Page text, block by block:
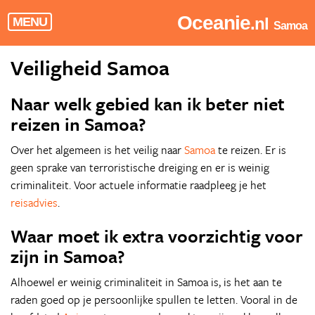
MENU Oceanie.nl Samoa
Veiligheid Samoa
Naar welk gebied kan ik beter niet
reizen in Samoa?
Over het algemeen is het veilig naarSamoate reizen. Er is
geen sprake van terroristische dreiging en er is weinig
criminaliteit. Voor actuele informatie raadpleeg je het
reisadvies.
Waar moet ik extra voorzichtig voor
zijn in Samoa?
Alhoewel er weinig criminaliteit in Samoa is, is het aan te
raden goed op je persoonlijke spullen te letten. Vooral in de